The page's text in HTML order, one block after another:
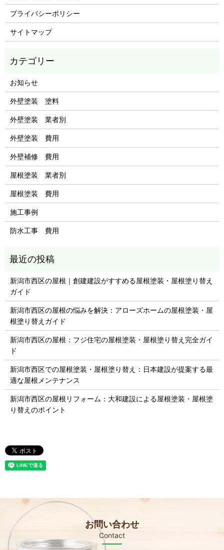
プライバシーポリシー
サイトマップ
お知らせ
外壁塗装 塗料
外壁塗装 業者別
外壁塗装 費用
外壁補修 費用
屋根塗装 業者別
屋根塗装 費用
施工事例
防水工事 費用
新潟市西区の屋根｜創建建設がすすめる屋根塗装・屋根塗り替え
ガイド
新潟市西区の屋根の悩みを解決：アローズホームの屋根塗装・屋
根塗り替えガイド
新潟市西区の屋根：フジ住宅の屋根塗装・屋根塗り替え完全ガイ
ド
新潟市西区での屋根塗装・屋根塗り替え：日本建設が提案する最
適な屋根メンテナンス
新潟市西区の屋根リフォーム：大和建設による屋根塗装・屋根塗
り替えのポイント
お問い合わせ
Contact